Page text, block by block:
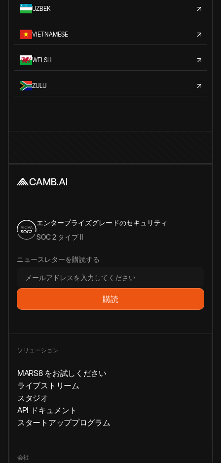
UZBEK
VIETNAMESE
WELSH
ZULU
エンタープライズグレードのセキュリティ
SOC 2 タイプ II
ニュースレターを購読する
ソリューション
MARS8 をお試しください
ライブストリーム
スタジオ
API ドキュメント
スタートアッププログラム
会社